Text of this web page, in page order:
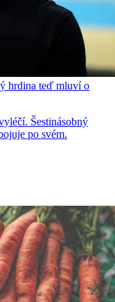
hrdina teď mluví o
Šestinásobný
po svém.